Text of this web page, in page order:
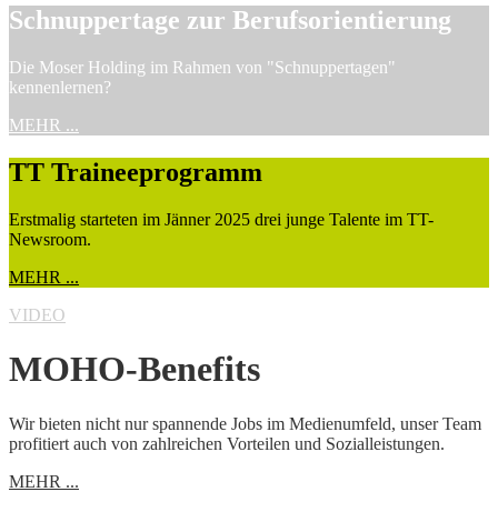
Schnuppertage zur Berufsorientierung
Die Moser Holding im Rahmen von "Schnuppertagen"
kennenlernen?
MEHR ...
TT Traineeprogramm
Erstmalig starteten im Jänner 2025 drei junge Talente im TT-
Newsroom.
MEHR ...
VIDEO
MOHO-Benefits
Wir bieten nicht nur spannende Jobs im Medienumfeld, unser Team
profitiert auch von zahlreichen Vorteilen und Sozialleistungen.
MEHR ...